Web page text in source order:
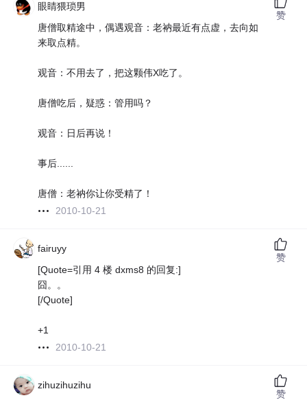
眼睛猥琐男
唐僧取精途中，偶遇观音：老衲最近有点虚，去向如
来取点精。
观音：不用去了，把这颗伟X吃了。
唐僧吃后，疑惑：管用吗？
观音：日后再说！
事后......
唐僧：老衲你让你受精了！
2010-10-21
赞
fairuyy
[Quote=引用 4 楼 dxms8 的回复:]
囧。。
[/Quote]
+1
2010-10-21
赞
zihuzihuzihu
赞